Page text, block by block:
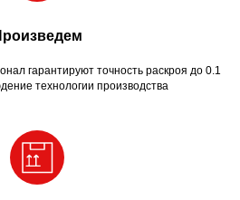
гарантируют точность раскроя до 0.1
технологии производства